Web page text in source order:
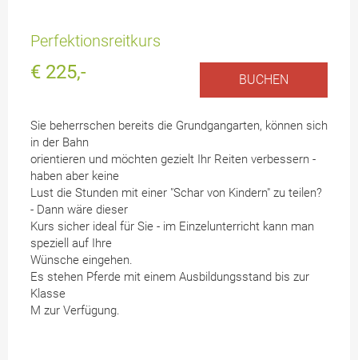
Perfektionsreitkurs
€ 225,- BUCHEN
Sie beherrschen bereits die Grundgangarten, können sich
in der Bahn
orientieren und möchten gezielt Ihr Reiten verbessern -
haben aber keine
Lust die Stunden mit einer "Schar von Kindern" zu teilen?
- Dann wäre dieser
Kurs sicher ideal für Sie - im Einzelunterricht kann man
speziell auf Ihre
Wünsche eingehen.
Es stehen Pferde mit einem Ausbildungsstand bis zur
Klasse
M zur Verfügung.